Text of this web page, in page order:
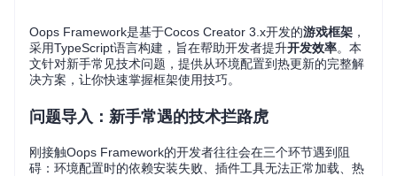
Oops Framework是基于Cocos Creator 3.x开发的游戏框架 ，
采用TypeScript语言构建，旨在帮助开发者提升开发效率。本
文针对新手常见技术问题，提供从环境配置到热更新的完整解
决方案，让你快速掌握框架使用技巧。
问题导入：新手常遇的技术拦路虎
刚接触Oops Framework的开发者往往会在三个环节遇到阻
碍：环境配置时的依赖安装失败、插件工具无法正常加载、热